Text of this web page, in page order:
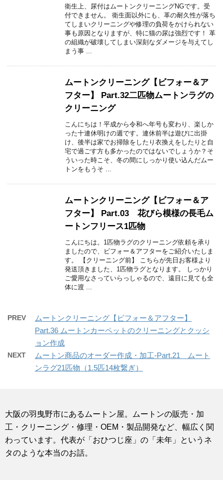
衛生上、尿付はムートンクリーニングNGです。受
付できません。 衛生面以外にも、革の耐久性が落ち
てしまいクリーニングや修理の負荷をかけられない
事も原因となりますが、特に猫の尿は強烈です！ 革
の組織が破壊してしまい深刻なダメージを与えてし
まう事 ...
ムートンクリーニング【ビフォー＆ア
フター】 Part.32二匹物ムートンラグの
クリーニング
こんにちは！平成から令和へ年号も変わり、楽しか
った十連休明けの週です。連休前半は遊びに出掛
け、後半は家でお掃除をしたり衣換えをしたりと自
宅で過ごす方も多かったのではないでしょうか？そ
ういった時こそ、冬の間にしっかり使い込んだムー
トンをもうそ ...
ムートンクリーニング【ビフォー＆ア
フター】 Part.03 花びら模様の長毛ム
ートンフリース1匹物
こんにちは。1匹物ラグのクリーニング依頼を承り
ましたので、ビフォー＆アフターをご紹介いたしま
す。 【クリーニング前】 こちらが先日お客様より
発送頂きました、1匹物ラグとなります。 しっかり
ご愛用なさっていらっしゃるので、遠目に見ても全
体に渡 ...
PREV
ムートンクリーニング【ビフォー＆アフター】
Part.36 ムートンカーペットのクリーニングとクッシ
ョン作成
NEXT
ムートン商品のオーダー作成・加工-Part.21 ムート
ンラグ21匹物（1.5匹14枚繋ぎ）
大阪の羽曳野市にあるムートン屋。ムートンの販売・加
工・クリーニング・修理・OEM・製品開発など、幅広く関
わっています。代表が「おひつじ座」の「未年」というネ
タのような本当のお話。